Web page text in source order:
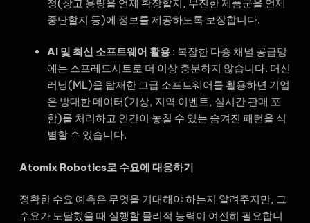
정(창고 용량을 언제 확장할지, 부진한 제품군을 언제
중단할지 등)에 정보를 제공하도록 보장합니다.
AI 및 최신 소프트웨어 활용 : 복잡한 다중 채널 공급망
에는 스프레드시트로 더 이상 충분하지 않습니다. 머신
러닝(ML)을 탑재한 고급 소프트웨어를 활용하면 기업
은 방대한 데이터(기상, 지역 이벤트, 실시간 판매 포
함)를 처리하고 인간이 놓칠 수 있는 숨겨진 패턴을 식
별할 수 있습니다.
Atomix Robotics로 수요에 대응하기
정확한 수요 예측은 무엇을 기대해야 하는지 알려주지만, 그
수요가 도달했을 때 실행할 물리적 능력이 여전히 필요합니